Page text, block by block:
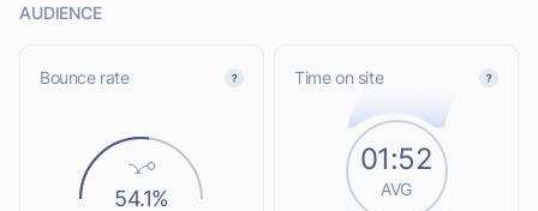
AUDIENCE
Bounce rate
54.1%
Time on site
01:52
AVG